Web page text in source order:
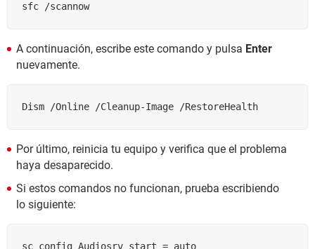
sfc /scannow
A continuación, escribe este comando y pulsa Enter
nuevamente.
Dism /Online /Cleanup-Image /RestoreHealth
Por último, reinicia tu equipo y verifica que el problema
haya desaparecido.
Si estos comandos no funcionan, prueba escribiendo
lo siguiente:
sc config Audiosrv start = auto